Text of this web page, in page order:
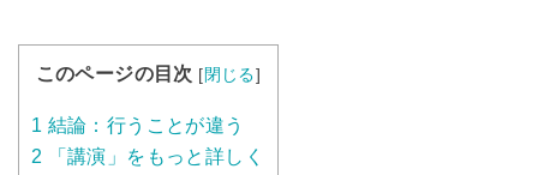
このページの目次 [閉じる]
1 結論：行うことが違う
2 「講演」をもっと詳しく